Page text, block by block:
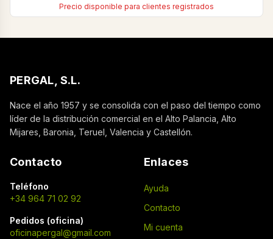
Precio disponible para clientes registrados
PERGAL, S.L.
Nace el año 1957 y se consolida con el paso del tiempo como
líder de la distribución comercial en el Alto Palancia, Alto
Mijares, Baronia, Teruel, Valencia y Castellón.
Contacto
Teléfono
+34 964 71 02 92
Pedidos (oficina)
oficinapergal@gmail.com
Enlaces
Ayuda
Contacto
Mi cuenta